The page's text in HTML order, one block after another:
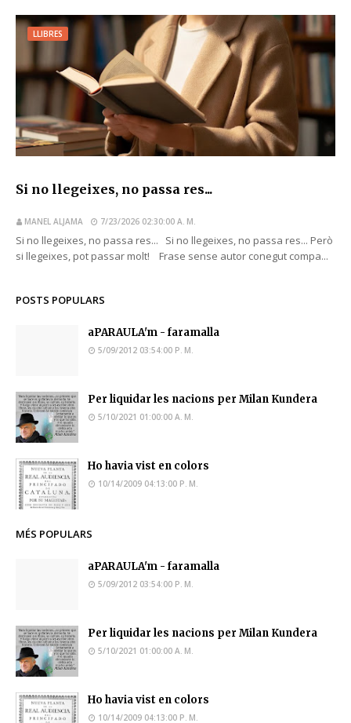
LLIBRES
Si no llegeixes, no passa res...
MANEL ALJAMA 7/23/2026 02:30:00 A. M.
Si no llegeixes, no passa res... Si no llegeixes, no passa res... Però
si llegeixes, pot passar molt! Frase sense autor conegut compa...
POSTS POPULARS
aPARAULA'm - faramalla
5/09/2012 03:54:00 P. M.
Per liquidar les nacions per Milan Kundera
5/10/2021 01:00:00 A. M.
Ho havia vist en colors
10/14/2009 04:13:00 P. M.
MÉS POPULARS
aPARAULA'm - faramalla
5/09/2012 03:54:00 P. M.
Per liquidar les nacions per Milan Kundera
5/10/2021 01:00:00 A. M.
Ho havia vist en colors
10/14/2009 04:13:00 P. M.